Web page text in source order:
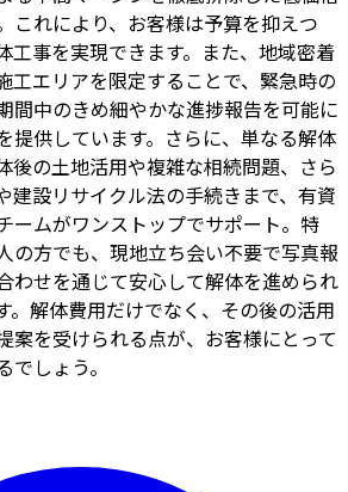
これにより、お客様は予算を抑えつ
工事を実現できます。また、地域密着
工エリアを限定することで、緊急時の
間中のきめ細やかな進捗報告を可能に
提供しています。さらに、単なる解体
後の土地活用や複雑な相続問題、さら
建設リサイクル法の手続きまで、有資
ームがワンストップでサポート。特
の方でも、現地立ち会い不要で写真報
わせを通じて安心して解体を進められ
。解体費用だけでなく、その後の活用
案を受けられる点が、お客様にとって
しょう。